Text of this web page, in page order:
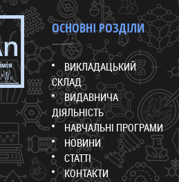
ОСНОВНІ РОЗДІЛИ
ВИКЛАДАЦЬКИЙ
СКЛАД
ВИДАВНИЧА
ДІЯЛЬНІСТЬ
НАВЧАЛЬНІ ПРОГРАМИ
НОВИНИ
СТАТТІ
КОНТАКТИ